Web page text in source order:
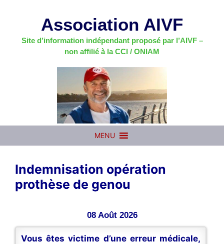
Association AIVF
Site d’information indépendant proposé par l’AIVF –
non affilié à la CCI / ONIAM
MENU
Indemnisation opération
prothèse de genou
08 Août 2026
Vous êtes victime d’une erreur médicale,